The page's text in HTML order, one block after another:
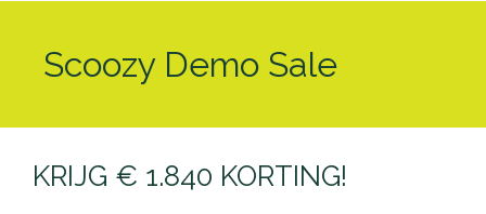
Scoozy Demo Sale
KRIJG € 1.840 KORTING!